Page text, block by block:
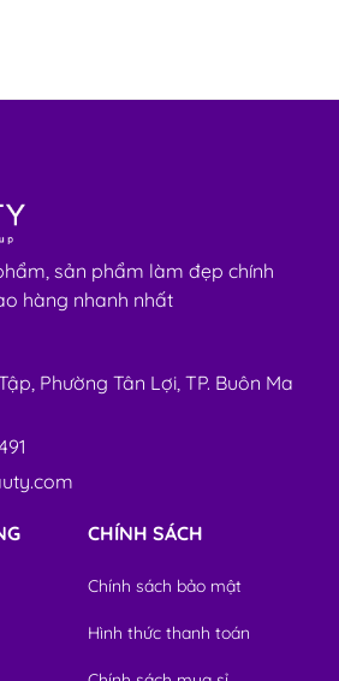
sản phẩm làm đẹp chính
hàng nhanh nhất
Phường Tân Lợi, TP. Buôn Ma
CHÍNH SÁCH
Chính sách bảo mật
Hình thức thanh toán